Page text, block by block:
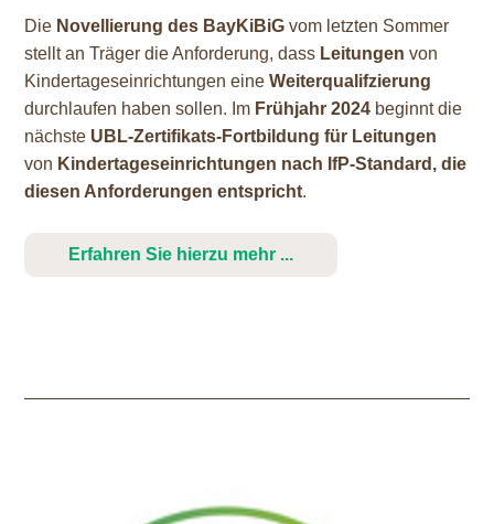
Die Novellierung des BayKiBiGvom letzten Sommer
stellt an Träger die Anforderung, dass Leitungen von
Kindertageseinrichtungen eineWeiterqualifzierung
durchlaufen haben sollen. Im Frühjahr 2024 beginnt die
nächste UBL-Zertifikats-Fortbildung für Leitungen
von Kindertageseinrichtungen nach IfP-Standard, die
diesen Anforderungen entspricht.
Erfahren Sie hierzu mehr ...